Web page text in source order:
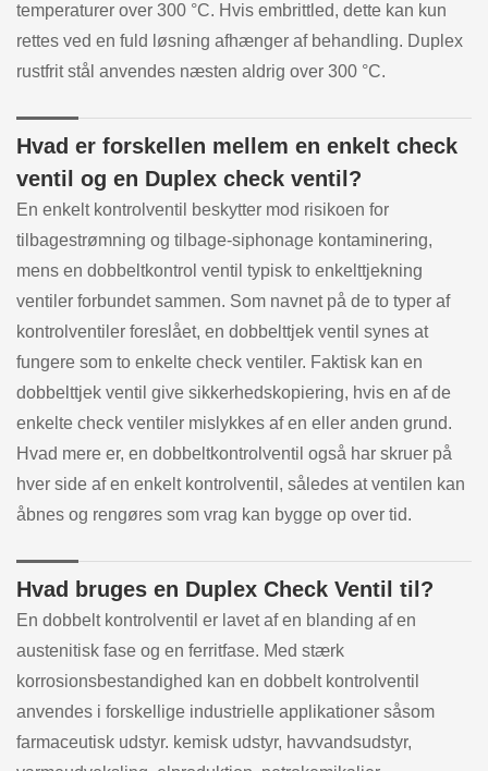
temperaturer over 300 °C. Hvis embrittled, dette kan kun
rettes ved en fuld løsning afhænger af behandling. Duplex
rustfrit stål anvendes næsten aldrig over 300 °C.
Hvad er forskellen mellem en enkelt check
ventil og en Duplex check ventil?
En enkelt kontrolventil beskytter mod risikoen for
tilbagestrømning og tilbage-siphonage kontaminering,
mens en dobbeltkontrol ventil typisk to enkelttjekning
ventiler forbundet sammen. Som navnet på de to typer af
kontrolventiler foreslået, en dobbelttjek ventil synes at
fungere som to enkelte check ventiler. Faktisk kan en
dobbelttjek ventil give sikkerhedskopiering, hvis en af de
enkelte check ventiler mislykkes af en eller anden grund.
Hvad mere er, en dobbeltkontrolventil også har skruer på
hver side af en enkelt kontrolventil, således at ventilen kan
åbnes og rengøres som vrag kan bygge op over tid.
Hvad bruges en Duplex Check Ventil til?
En dobbelt kontrolventil er lavet af en blanding af en
austenitisk fase og en ferritfase. Med stærk
korrosionsbestandighed kan en dobbelt kontrolventil
anvendes i forskellige industrielle applikationer såsom
farmaceutisk udstyr. kemisk udstyr, havvandsudstyr,